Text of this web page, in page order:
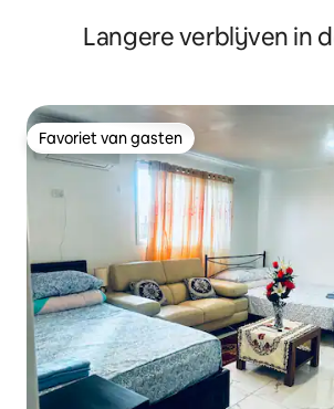
Langere verblijven in
Favoriet van gasten
Favoriet van gasten